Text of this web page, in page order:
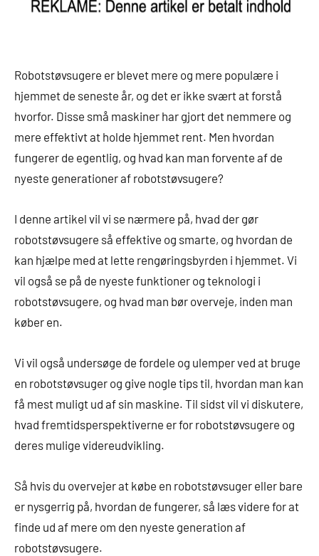
Robotstøvsugere er blevet mere og mere populære i
hjemmet de seneste år, og det er ikke svært at forstå
hvorfor. Disse små maskiner har gjort det nemmere og
mere effektivt at holde hjemmet rent. Men hvordan
fungerer de egentlig, og hvad kan man forvente af de
nyeste generationer af robotstøvsugere?
I denne artikel vil vi se nærmere på, hvad der gør
robotstøvsugere så effektive og smarte, og hvordan de
kan hjælpe med at lette rengøringsbyrden i hjemmet. Vi
vil også se på de nyeste funktioner og teknologi i
robotstøvsugere, og hvad man bør overveje, inden man
køber en.
Vi vil også undersøge de fordele og ulemper ved at bruge
en robotstøvsuger og give nogle tips til, hvordan man kan
få mest muligt ud af sin maskine. Til sidst vil vi diskutere,
hvad fremtidsperspektiverne er for robotstøvsugere og
deres mulige videreudvikling.
Så hvis du overvejer at købe en robotstøvsuger eller bare
er nysgerrig på, hvordan de fungerer, så læs videre for at
finde ud af mere om den nyeste generation af
robotstøvsugere.